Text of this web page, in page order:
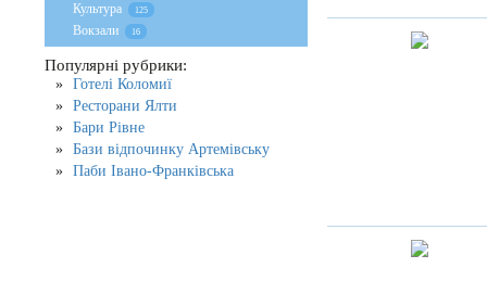
Культура 125
Вокзали 16
Популярні рубрики:
Готелі Коломиї
Ресторани Ялти
Бари Рівне
Бази відпочинку Артемівську
Паби Івано-Франківська